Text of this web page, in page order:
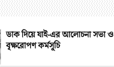
ডাক দিয়ে যাই-এর আলোচনা সভা ও
বৃক্ষরোপণ কর্মসূচি